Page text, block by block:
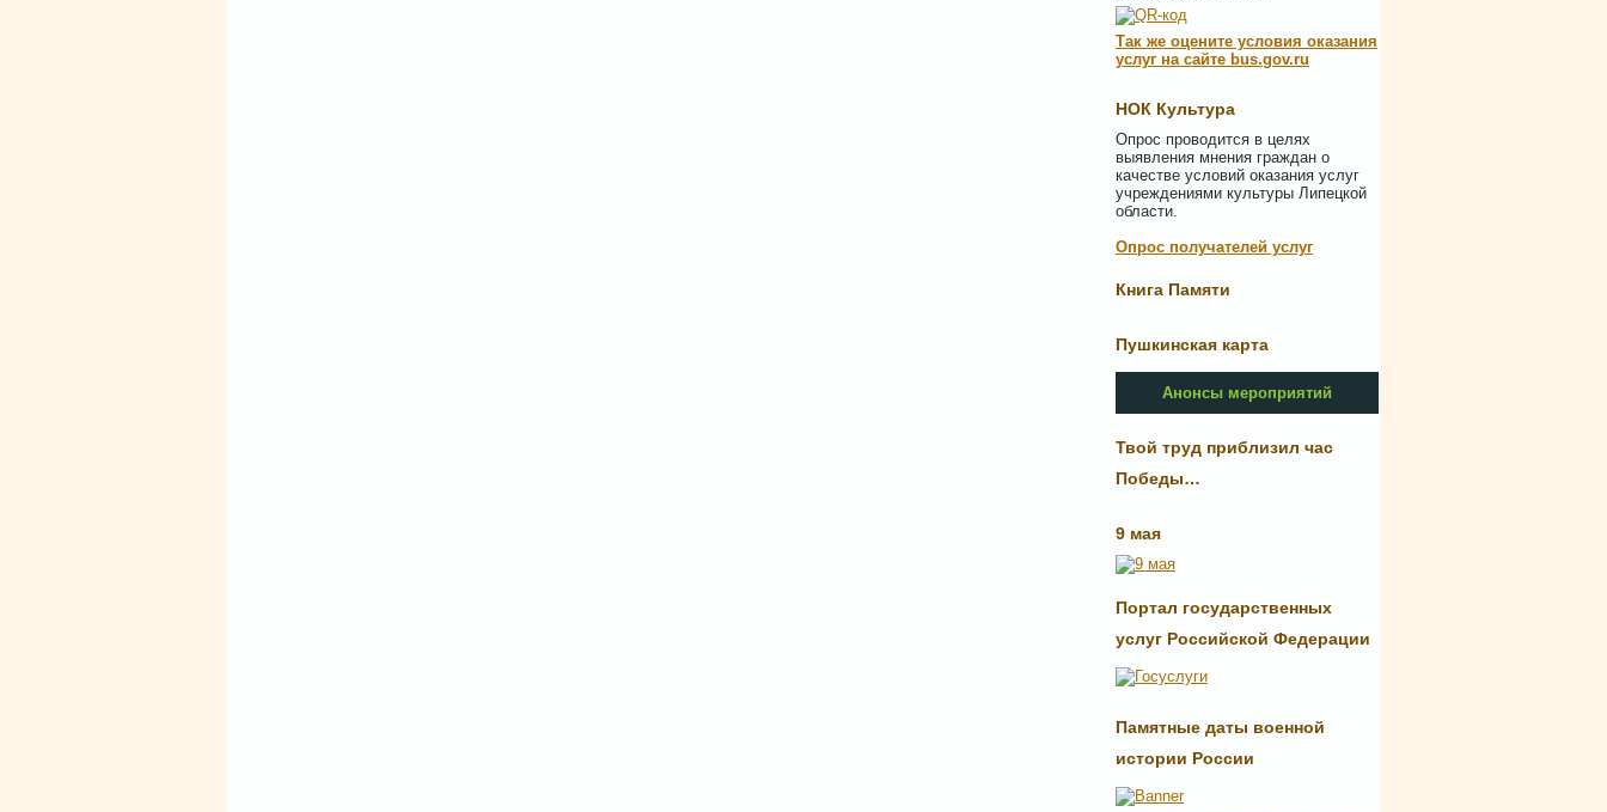
Так же оцените условия оказания
услуг на сайте bus.gov.ru
НОК Культура
Опрос проводится в целях
выявления мнения граждан о
качестве условий оказания услуг
учреждениями культуры Липецкой
области.
Опрос получателей услуг
Книга Памяти
Пушкинская карта
Анонсы мероприятий
Твой труд приблизил час
Победы…
9 мая
Портал государственных
услуг Российской Федерации
Памятные даты военной
истории России